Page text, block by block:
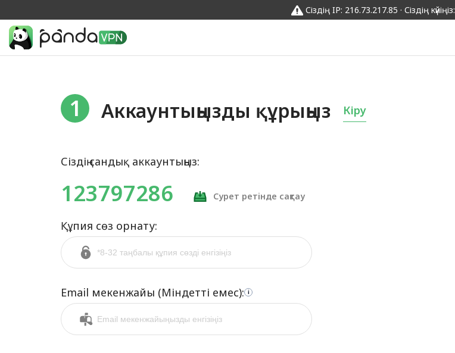
Сіздің IP: 216.73.217.85 · Сіздің күйіңіз:
1 Аккаунтыңызды құрыңыз Кіру
Сіздің сандық аккаунтыңыз:
123797286 Сурет ретінде сақтау
Құпия сөз орнату:
Email мекенжайы (Міндетті емес): i